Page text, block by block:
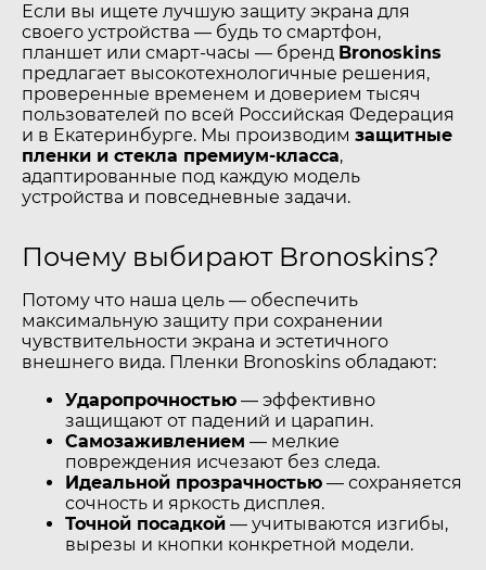
Если вы ищете лучшую защиту экрана для
своего устройства — будь то смартфон,
планшет или смарт-часы — бренд Bronoskins
предлагает высокотехнологичные решения,
проверенные временем и доверием тысяч
пользователей по всей Российская Федерация
и в Екатеринбурге. Мы производим защитные
пленки и стекла премиум-класса,
адаптированные под каждую модель
устройства и повседневные задачи.
Почему выбирают Bronoskins?
Потому что наша цель — обеспечить
максимальную защиту при сохранении
чувствительности экрана и эстетичного
внешнего вида. Пленки Bronoskins обладают:
Ударопрочностью — эффективно
защищают от падений и царапин.
Самозаживлением — мелкие
повреждения исчезают без следа.
Идеальной прозрачностью — сохраняется
сочность и яркость дисплея.
Точной посадкой — учитываются изгибы,
вырезы и кнопки конкретной модели.